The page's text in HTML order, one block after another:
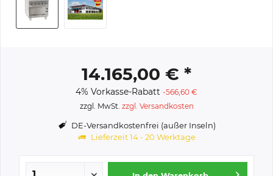
14.165,00 € *
4% Vorkasse-Rabatt -566,60 €
zzgl. MwSt. zzgl. Versandkosten
DE-Versandkostenfrei (außer Inseln)
Lieferzeit 14 - 20 Werktage